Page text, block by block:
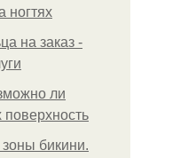
ногтях
на заказ -
ли
поверхность
бикини.